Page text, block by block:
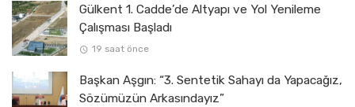
Gülkent 1. Cadde’de Altyapı ve Yol Yenileme
Çalışması Başladı
19 saat önce
Başkan Aşgın: “3. Sentetik Sahayı da Yapacağız,
Sözümüzün Arkasındayız”